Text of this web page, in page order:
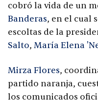
cobró la vida de un
Banderas, en el cual
escoltas de la
Salto, María Elena
Mirza Flores,
partido naranja,
los comunicados